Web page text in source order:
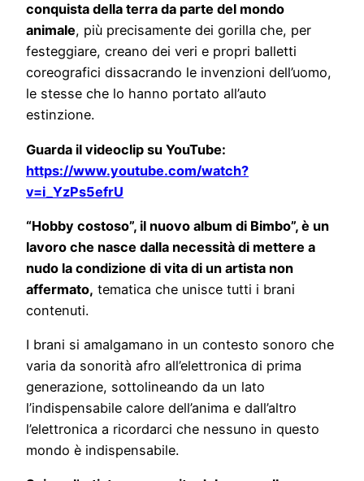
conquista della terra da parte del mondo
animale, più precisamente dei gorilla che, per
festeggiare, creano dei veri e propri balletti
coreografici dissacrando le invenzioni dell’uomo,
le stesse che lo hanno portato all’auto
estinzione.
Guarda il videoclip su YouTube:
https://www.youtube.com/watch?
v=i_YzPs5efrU
“Hobby costoso”, il nuovo album di Bimbo”, è un
lavoro che nasce dalla necessità di mettere a
nudo la condizione di vita di un artista non
affermato, tematica che unisce tutti i brani
contenuti.
I brani si amalgamano in un contesto sonoro che
varia da sonorità afro all’elettronica di prima
generazione, sottolineando da un lato
l’indispensabile calore dell’anima e dall’altro
l’elettronica a ricordarci che nessuno in questo
mondo è indispensabile.